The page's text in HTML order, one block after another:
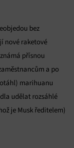
bez
nové raketové
přísnou
a po
marihuanu
udělat rozsáhlé
je Musk ředitelem)